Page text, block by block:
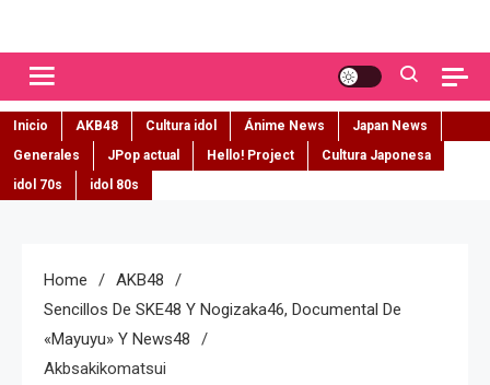
Inicio AKB48 Cultura idol Ánime News
Japan News
Generales
JPop actual Hello! Project
Cultura Japonesa
idol 70s
idol 80s
Home
AKB48
Sencillos De SKE48 Y Nogizaka46, Documental De
«Mayuyu» Y News48
Akbsakikomatsui